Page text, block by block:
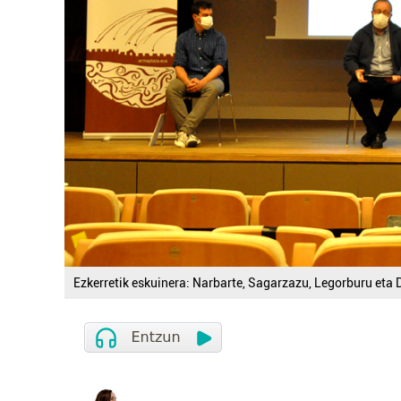
Ezkerretik eskuinera: Narbarte, Sagarzazu, Legorburu eta